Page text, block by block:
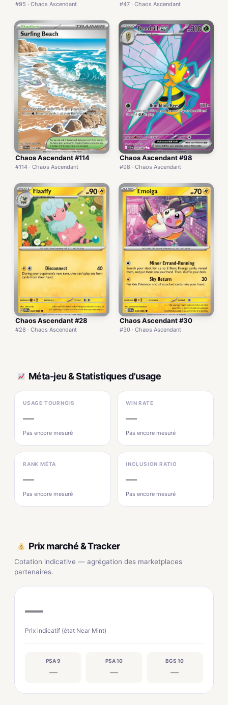
#95 · Chaos Ascendant #47 · Chaos Ascendant
Chaos Ascendant #114
#114 · Chaos Ascendant
Chaos Ascendant #98
#98 · Chaos Ascendant
Chaos Ascendant #28
#28 · Chaos Ascendant
Chaos Ascendant #30
#30 · Chaos Ascendant
Méta-jeu & Statistiques d'usage
USAGE TOURNOIS
—
Pas encore mesuré
WIN RATE
—
Pas encore mesuré
RANK MÉTA
—
Pas encore mesuré
INCLUSION RATIO
—
Pas encore mesuré
Prix marché & Tracker
Cotation indicative — agrégation des marketplaces
partenaires.
—
Prix indicatif (état Near Mint)
PSA 9
—
PSA 10
—
BGS 10
—